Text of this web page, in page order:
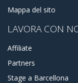
Mappa del sito
LAVORA CON
Affiliate
Partners
Stage a Barcellona